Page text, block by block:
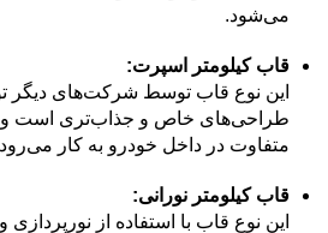
می‌شود.
قاب کیلومتر اسپرت:
این نوع قاب توسط شرکت‌های دیگر
طراحی‌های خاص و جذاب‌تری است و
متفاوت در داخل خودرو به کار
قاب کیلومتر نورانی:
این نوع قاب با استفاده از نورپردازی و